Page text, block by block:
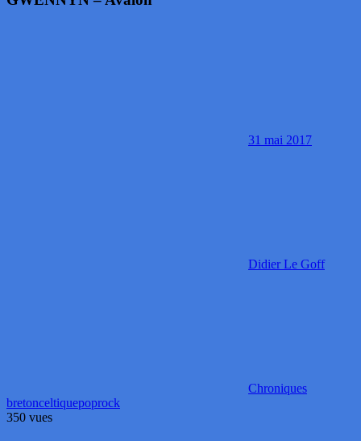
31 mai 2017
Didier Le Goff
Chroniques
bretonceltiquepoprock
350 vues